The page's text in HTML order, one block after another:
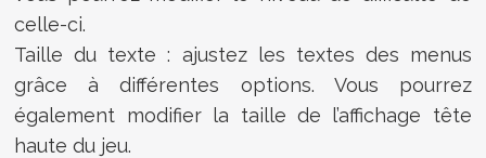
celle-ci.
Taille du texte : ajustez les textes des menus
grâce à différentes options. Vous pourrez
également modifier la taille de l’affichage tête
haute du jeu.